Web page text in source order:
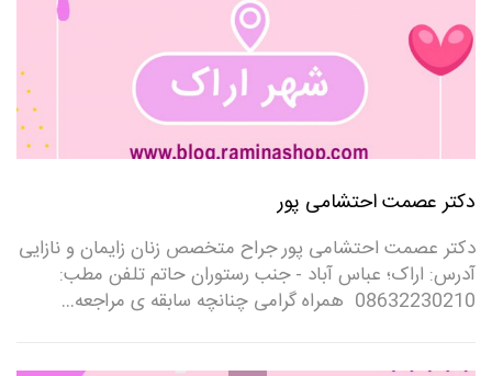
دکتر عصمت احتشامی پور
دکتر عصمت احتشامی پور جراح متخصص زنان زایمان و نازایی
آدرس: اراک؛ عباس آباد - جنب رستوران حاتم تلفن مطب:
08632230210 ‌ همراه گرامی چنانچه سابقه ی مراجعه…